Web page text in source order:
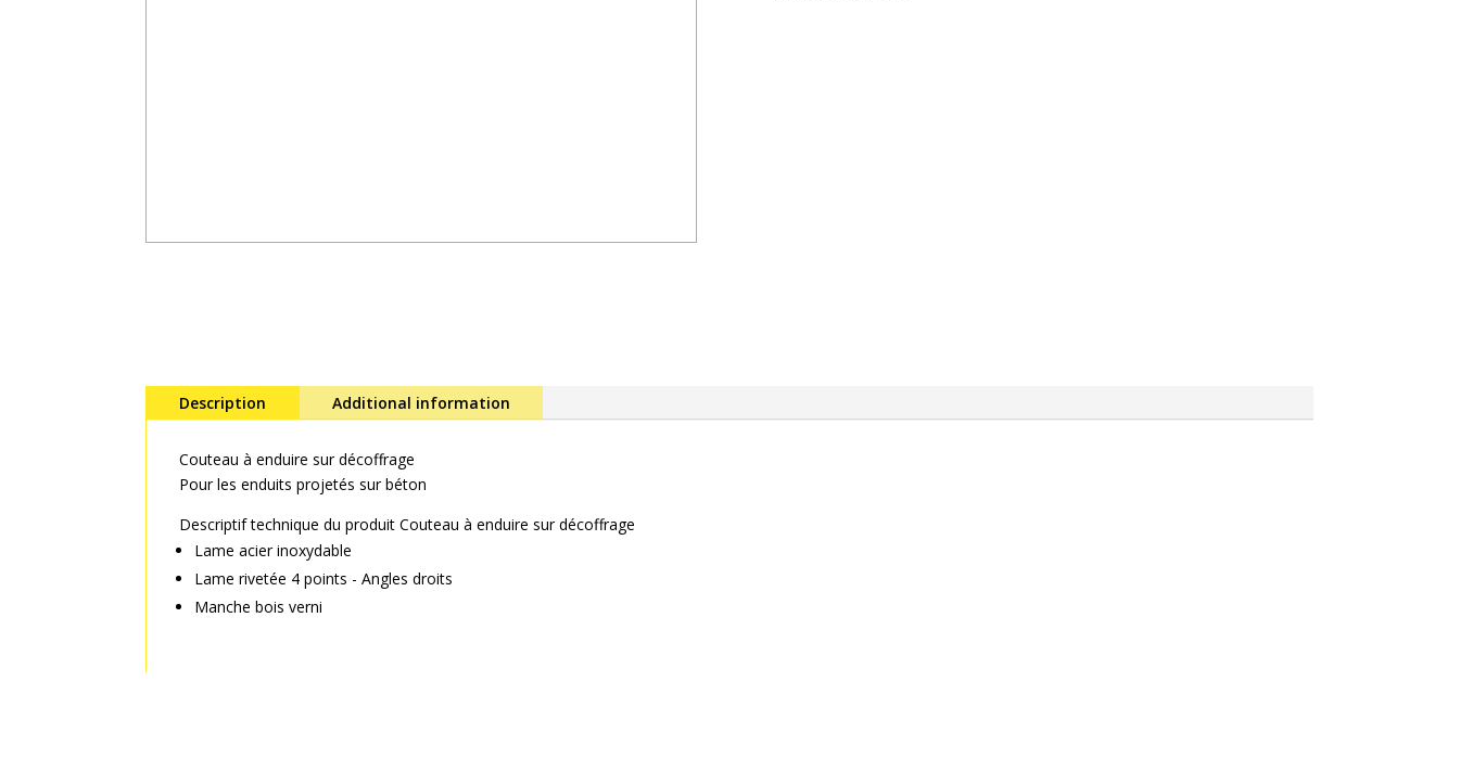
Description Additional information
Couteau à enduire sur décoffrage
Pour les enduits projetés sur béton
Descriptif technique du produit Couteau à enduire sur décoffrage
Lame acier inoxydable
Lame rivetée 4 points - Angles droits
Manche bois verni